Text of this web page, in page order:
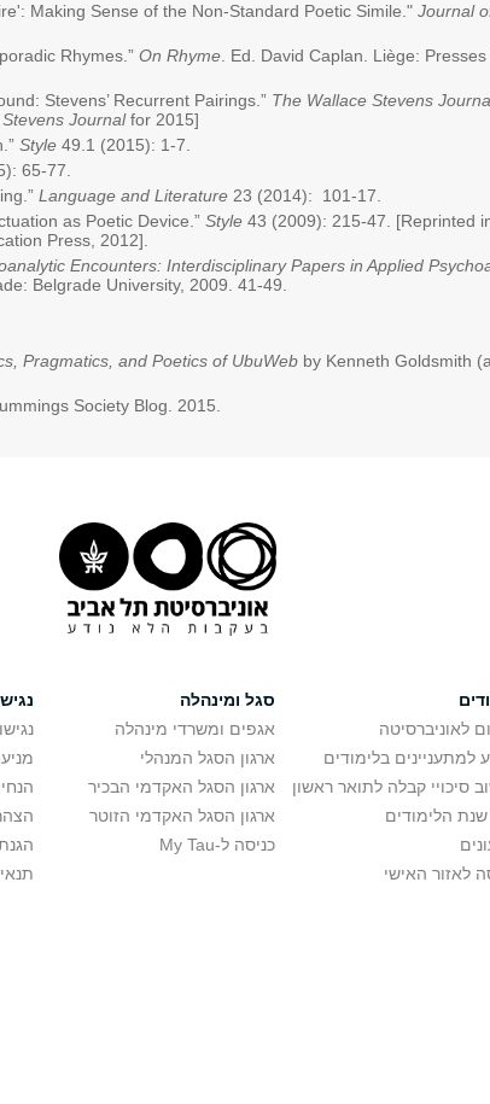
Making Sense of the Non-Standard Poetic Simile." Journal
Rhymes.” On Rhyme . Ed. David Caplan. Liège:
Stevens’ Recurrent Pairings.” The Wallace Stevens
Journalfor 2015]
Style 49.1 (2015): 1-7.
65-77.
Language and Literature 23 (2014): 101-17.
as Poetic Device.” Style 43 (2009): 215-47. [Reprinted
Press, 2012].
Encounters: Interdisciplinary Papers in Applied
Belgrade University, 2009. 41-49
Pragmatics, and Poetics of UbuWeb by Kenneth Goldsmith
Society Blog. 2015.
לאוניברסיטה
למתעניינים בלימודים
סיכויי קבלה לתואר ראשון
שנת הלימודים
לאזור האישי
סגל ומינהלה
אגפים ומשרדי מינהלה
ארגון הסגל המנהלי
ארגון הסגל האקדמי הבכיר
ארגון הסגל האקדמי הזוטר
כניסה ל-My Tau